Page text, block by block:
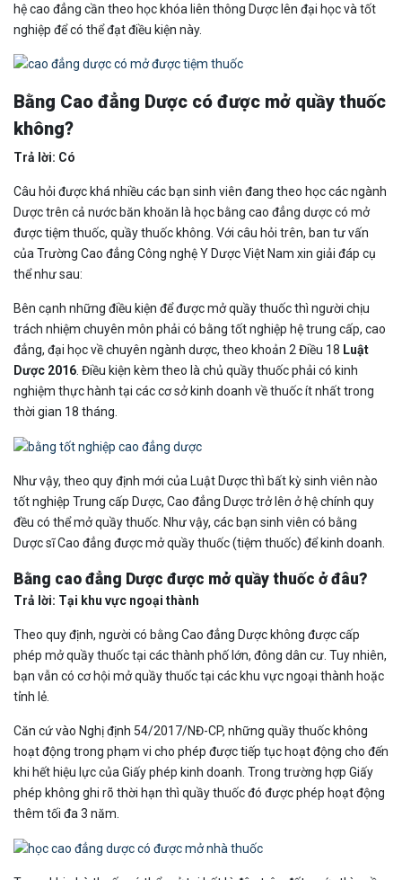
hệ cao đẳng cần theo học khóa liên thông Dược lên đại học và tốt
nghiệp để có thể đạt điều kiện này.
Bằng Cao đẳng Dược có được mở quầy thuốc
không?
Trả lời: Có
Câu hỏi được khá nhiều các bạn sinh viên đang theo học các ngành
Dược trên cả nước băn khoăn là học bằng cao đẳng dược có mở
được tiệm thuốc, quầy thuốc không. Với câu hỏi trên, ban tư vấn
của Trường Cao đẳng Công nghệ Y Dược Việt Nam xin giải đáp cụ
thể như sau:
Bên cạnh những điều kiện để được mở quầy thuốc thì người chịu
trách nhiệm chuyên môn phải có bằng tốt nghiệp hệ trung cấp, cao
đẳng, đại học về chuyên ngành dược, theo khoản 2 Điều 18 Luật
Dược 2016. Điều kiện kèm theo là chủ quầy thuốc phải có kinh
nghiệm thực hành tại các cơ sở kinh doanh về thuốc ít nhất trong
thời gian 18 tháng.
Như vậy, theo quy định mới của Luật Dược thì bất kỳ sinh viên nào
tốt nghiệp Trung cấp Dược, Cao đẳng Dược trở lên ở hệ chính quy
đều có thể mở quầy thuốc. Như vậy, các bạn sinh viên có bằng
Dược sĩ Cao đẳng được mở quầy thuốc (tiệm thuốc) để kinh doanh.
Bằng cao đẳng Dược được mở quầy thuốc ở đâu?
Trả lời: Tại khu vực ngoại thành
Theo quy định, người có bằng Cao đẳng Dược không được cấp
phép mở quầy thuốc tại các thành phố lớn, đông dân cư. Tuy nhiên,
bạn vẫn có cơ hội mở quầy thuốc tại các khu vực ngoại thành hoặc
tỉnh lẻ.
Căn cứ vào Nghị định 54/2017/NĐ-CP, những quầy thuốc không
hoạt động trong phạm vi cho phép được tiếp tục hoạt động cho đến
khi hết hiệu lực của Giấy phép kinh doanh. Trong trường hợp Giấy
phép không ghi rõ thời hạn thì quầy thuốc đó được phép hoạt động
thêm tối đa 3 năm.